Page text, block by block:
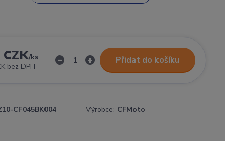
CZK/ks
bez DPH
Přidat do košíku
CF045BK004 Výrobce: CFMoto